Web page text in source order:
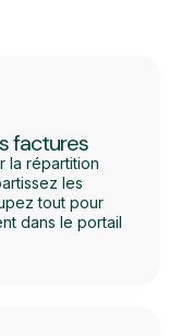
factures
la répartition
les
tout pour
dans le portail